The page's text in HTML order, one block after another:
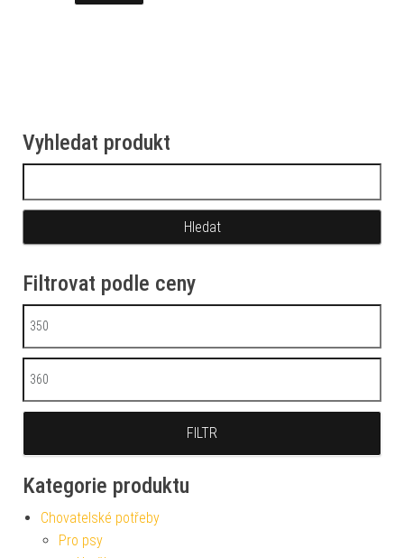
Vyhledat produkt
Filtrovat podle ceny
Minimální cena
Maximální cena
FILTR
Kategorie produktu
Chovatelské potřeby
Pro psy